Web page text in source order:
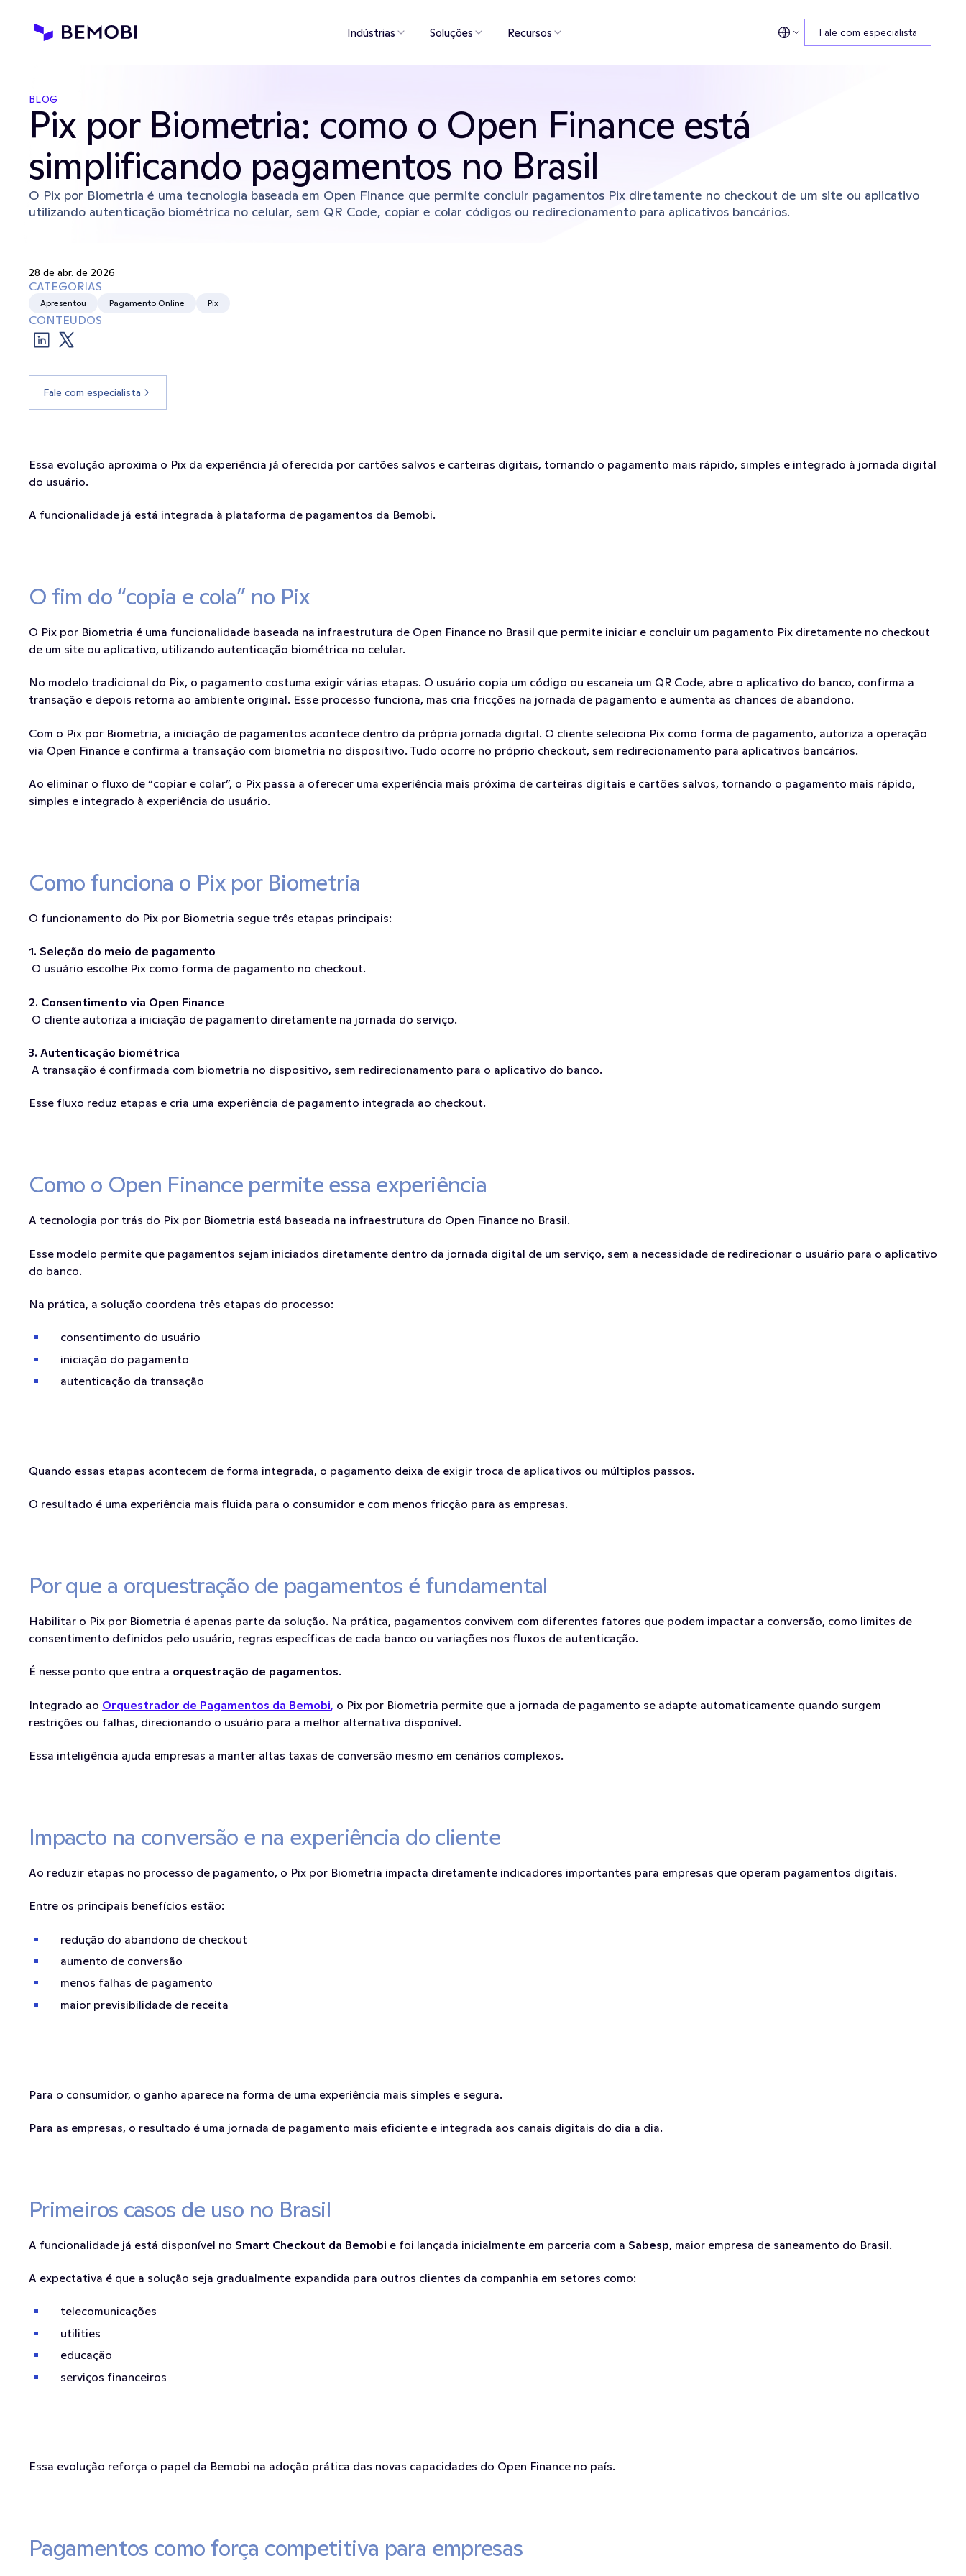
Indústrias Soluções Recursos Fale com especialista
BLOG
Pix por Biometria: como o Open Finance está
simplificando pagamentos no Brasil
O Pix por Biometria é uma tecnologia baseada em Open Finance que permite concluir pagamentos Pix diretamente no checkout de um site ou aplicativo
utilizando autenticação biométrica no celular, sem QR Code, copiar e colar códigos ou redirecionamento para aplicativos bancários.
28 de abr. de 2026
CATEGORIAS
Apresentou Pagamento Online Pix
CONTEUDOS
Fale com especialista
Essa evolução aproxima o Pix da experiência já oferecida por cartões salvos e carteiras digitais, tornando o pagamento mais rápido, simples e integrado à jornada digital
do usuário.
A funcionalidade já está integrada à plataforma de pagamentos da Bemobi.
O fim do “copia e cola” no Pix
O Pix por Biometria é uma funcionalidade baseada na infraestrutura de Open Finance no Brasil que permite iniciar e concluir um pagamento Pix diretamente no checkout
de um site ou aplicativo, utilizando autenticação biométrica no celular.
No modelo tradicional do Pix, o pagamento costuma exigir várias etapas. O usuário copia um código ou escaneia um QR Code, abre o aplicativo do banco, confirma a
transação e depois retorna ao ambiente original. Esse processo funciona, mas cria fricções na jornada de pagamento e aumenta as chances de abandono.
Com o Pix por Biometria, a iniciação de pagamentos acontece dentro da própria jornada digital. O cliente seleciona Pix como forma de pagamento, autoriza a operação
via Open Finance e confirma a transação com biometria no dispositivo. Tudo ocorre no próprio checkout, sem redirecionamento para aplicativos bancários.
Ao eliminar o fluxo de “copiar e colar”, o Pix passa a oferecer uma experiência mais próxima de carteiras digitais e cartões salvos, tornando o pagamento mais rápido,
simples e integrado à experiência do usuário.
Como funciona o Pix por Biometria
O funcionamento do Pix por Biometria segue três etapas principais:
1. Seleção do meio de pagamento
O usuário escolhe Pix como forma de pagamento no checkout.
2. Consentimento via Open Finance
O cliente autoriza a iniciação de pagamento diretamente na jornada do serviço.
3. Autenticação biométrica
A transação é confirmada com biometria no dispositivo, sem redirecionamento para o aplicativo do banco.
Esse fluxo reduz etapas e cria uma experiência de pagamento integrada ao checkout.
Como o Open Finance permite essa experiência
A tecnologia por trás do Pix por Biometria está baseada na infraestrutura do Open Finance no Brasil.
Esse modelo permite que pagamentos sejam iniciados diretamente dentro da jornada digital de um serviço, sem a necessidade de redirecionar o usuário para o aplicativo
do banco.
Na prática, a solução coordena três etapas do processo:
consentimento do usuário
iniciação do pagamento
autenticação da transação
Quando essas etapas acontecem de forma integrada, o pagamento deixa de exigir troca de aplicativos ou múltiplos passos.
O resultado é uma experiência mais fluida para o consumidor e com menos fricção para as empresas.
Por que a orquestração de pagamentos é fundamental
Habilitar o Pix por Biometria é apenas parte da solução. Na prática, pagamentos convivem com diferentes fatores que podem impactar a conversão, como limites de
consentimento definidos pelo usuário, regras específicas de cada banco ou variações nos fluxos de autenticação.
É nesse ponto que entra a orquestração de pagamentos.
Integrado ao Orquestrador de Pagamentos da Bemobi, o Pix por Biometria permite que a jornada de pagamento se adapte automaticamente quando surgem
restrições ou falhas, direcionando o usuário para a melhor alternativa disponível.
Essa inteligência ajuda empresas a manter altas taxas de conversão mesmo em cenários complexos.
Impacto na conversão e na experiência do cliente
Ao reduzir etapas no processo de pagamento, o Pix por Biometria impacta diretamente indicadores importantes para empresas que operam pagamentos digitais.
Entre os principais benefícios estão:
redução do abandono de checkout
aumento de conversão
menos falhas de pagamento
maior previsibilidade de receita
Para o consumidor, o ganho aparece na forma de uma experiência mais simples e segura.
Para as empresas, o resultado é uma jornada de pagamento mais eficiente e integrada aos canais digitais do dia a dia.
Primeiros casos de uso no Brasil
A funcionalidade já está disponível no Smart Checkout da Bemobi e foi lançada inicialmente em parceria com a Sabesp, maior empresa de saneamento do Brasil.
A expectativa é que a solução seja gradualmente expandida para outros clientes da companhia em setores como:
telecomunicações
utilities
educação
serviços financeiros
Essa evolução reforça o papel da Bemobi na adoção prática das novas capacidades do Open Finance no país.
Pagamentos como força competitiva para empresas